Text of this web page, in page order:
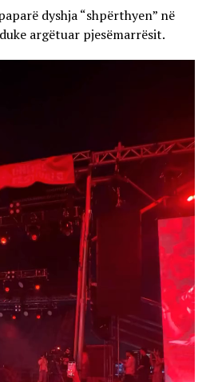
dyshja “shpërthyen” në
argëtuar pjesëmarrësit.